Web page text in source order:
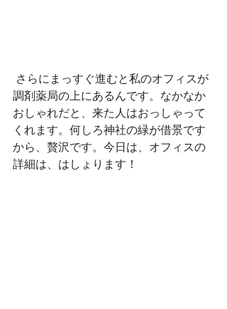
調剤薬局の上にあるんです。なかなか
おしゃれだと、来た人はおっしゃって
くれます。何しろ神社の緑が借景です
から、贅沢です。今日は、オフィスの
詳細は、はしょります！